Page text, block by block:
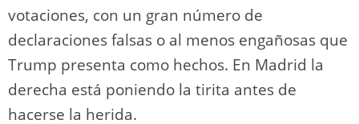
votaciones, con un gran número de
declaraciones falsas o al menos engañosas que
Trump presenta como hechos. En Madrid la
derecha está poniendo la tirita antes de
hacerse la herida.